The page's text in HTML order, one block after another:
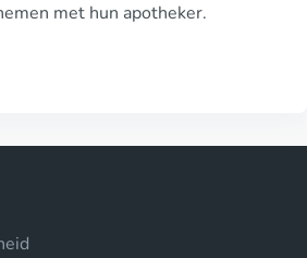
met hun apotheker.